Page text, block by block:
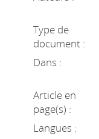
Type de
document :
Dans :
Article en
page(s) :
Langues :